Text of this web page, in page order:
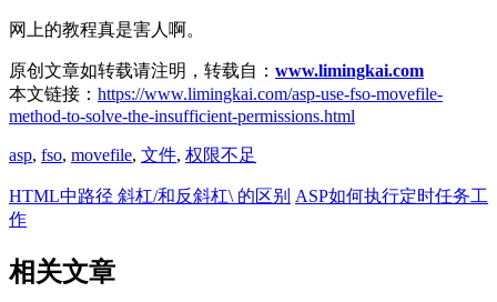
网上的教程真是害人啊。
原创文章如转载请注明，转载自： www.limingkai.com
本文链接： https://www.limingkai.com/asp-use-fso-movefile-
method-to-solve-the-insufficient-permissions.html
asp, fso, movefile, 文件, 权限不足
HTML中路径 斜杠/和反斜杠\ 的区别 ASP如何执行定时任务工
作
相关文章